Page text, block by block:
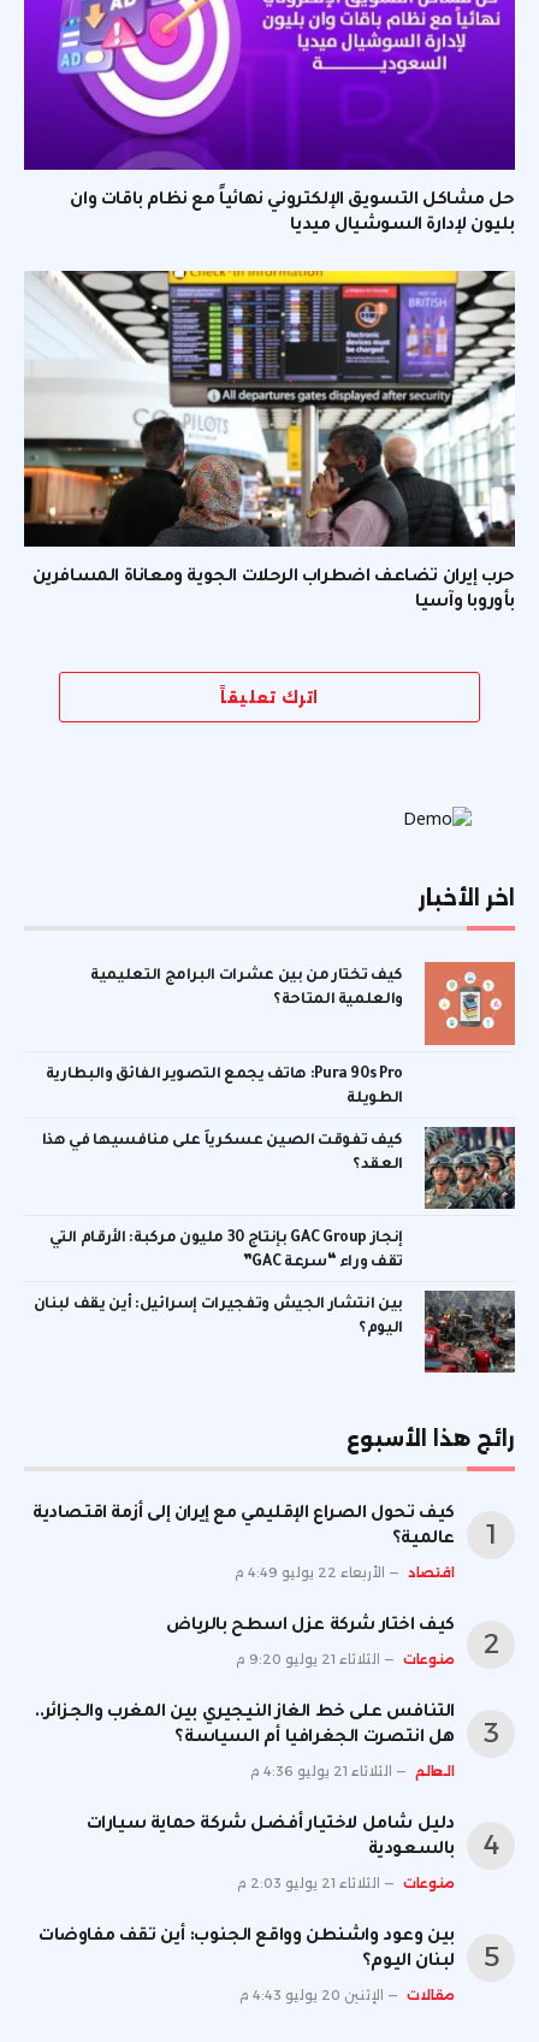
حل مشاكل التسويق الإلكتروني نهائياً مع نظام باقات وان
بليون لإدارة السوشيال ميديا
حرب إيران تضاعف اضطراب الرحلات الجوية ومعاناة المسافرين
بأوروبا وآسيا
اترك تعليقاً
اخر الأخبار
كيف تختار من بين عشرات البرامج التعليمية
والعلمية المتاحة؟
Pura 90s Pro: هاتف يجمع التصوير الفائق والبطارية
الطويلة
كيف تفوقت الصين عسكرياً على منافسيها في هذا
العقد؟
إنجاز GAC Group بإنتاج 30 مليون مركبة: الأرقام التي
تقف وراء “سرعة GAC”
بين انتشار الجيش وتفجيرات إسرائيل: أين يقف لبنان
اليوم؟
رائج هذا الأسبوع
كيف تحول الصراع الإقليمي مع إيران إلى أزمة اقتصادية
عالمية؟
اقتصاد الأربعاء 22 يوليو 4:49 م
كيف اختار شركة عزل اسطح بالرياض
منوعات الثلاثاء 21 يوليو 9:20 م
التنافس على خط الغاز النيجيري بين المغرب والجزائر..
هل انتصرت الجغرافيا أم السياسة؟
العالم الثلاثاء 21 يوليو 4:36 م
دليل شامل لاختيار أفضل شركة حماية سيارات
بالسعودية
منوعات الثلاثاء 21 يوليو 2:03 م
بين وعود واشنطن وواقع الجنوب: أين تقف مفاوضات
لبنان اليوم؟
مقالات الإثنين 20 يوليو 4:43 م